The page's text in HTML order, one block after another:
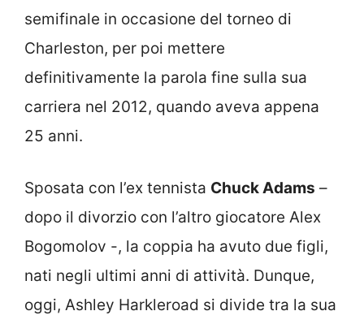
semifinale in occasione del torneo di
Charleston, per poi mettere
definitivamente la parola fine sulla sua
carriera nel 2012, quando aveva appena
25 anni.
Sposata con l’ex tennista Chuck Adams –
dopo il divorzio con l’altro giocatore Alex
Bogomolov -, la coppia ha avuto due figli,
nati negli ultimi anni di attività. Dunque,
oggi, Ashley Harkleroad si divide tra la sua